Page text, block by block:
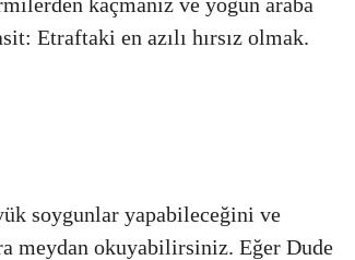
Etraftaki en azılı hırsız olmak.
soygunlar yapabileceğini ve
meydan okuyabilirsiniz. Eğer Dude